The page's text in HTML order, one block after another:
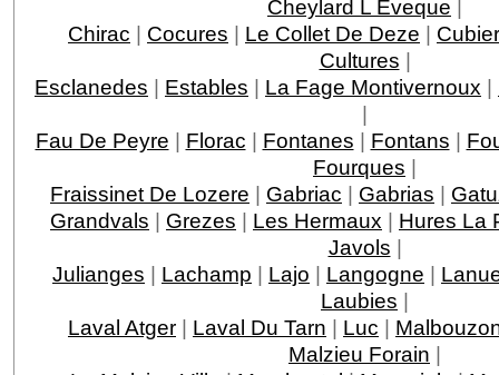
Cheylard L Eveque |
Chirac | Cocures | Le Collet De Deze |
Cultures |
Esclanedes | Estables | La Fage Montivernoux |
|
Fau De Peyre | Florac | Fontanes | Fontans |
Fourques |
Fraissinet De Lozere | Gabriac | Gabrias |
Grandvals | Grezes | Les Hermaux | Hures La
Javols |
Julianges | Lachamp | Lajo | Langogne |
Laubies |
Laval Atger | Laval Du Tarn | Luc |
Malzieu Forain |